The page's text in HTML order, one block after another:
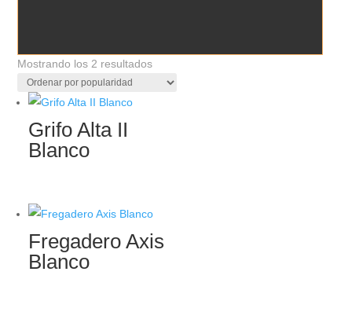
Mostrando los 2 resultadosOrdenado
por
Grifo Alta II
Blanco
Fregadero Axis
Blanco